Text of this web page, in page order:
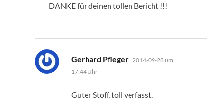
DANKE für deinen tollen Bericht !!!
Gerhard Pfleger sagt:
2014-09-28 um
17:44 Uhr
Guter Stoff, toll verfasst.